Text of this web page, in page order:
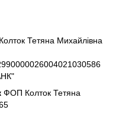
Тетяна Михайлівна
ФОП Колток Тетяна